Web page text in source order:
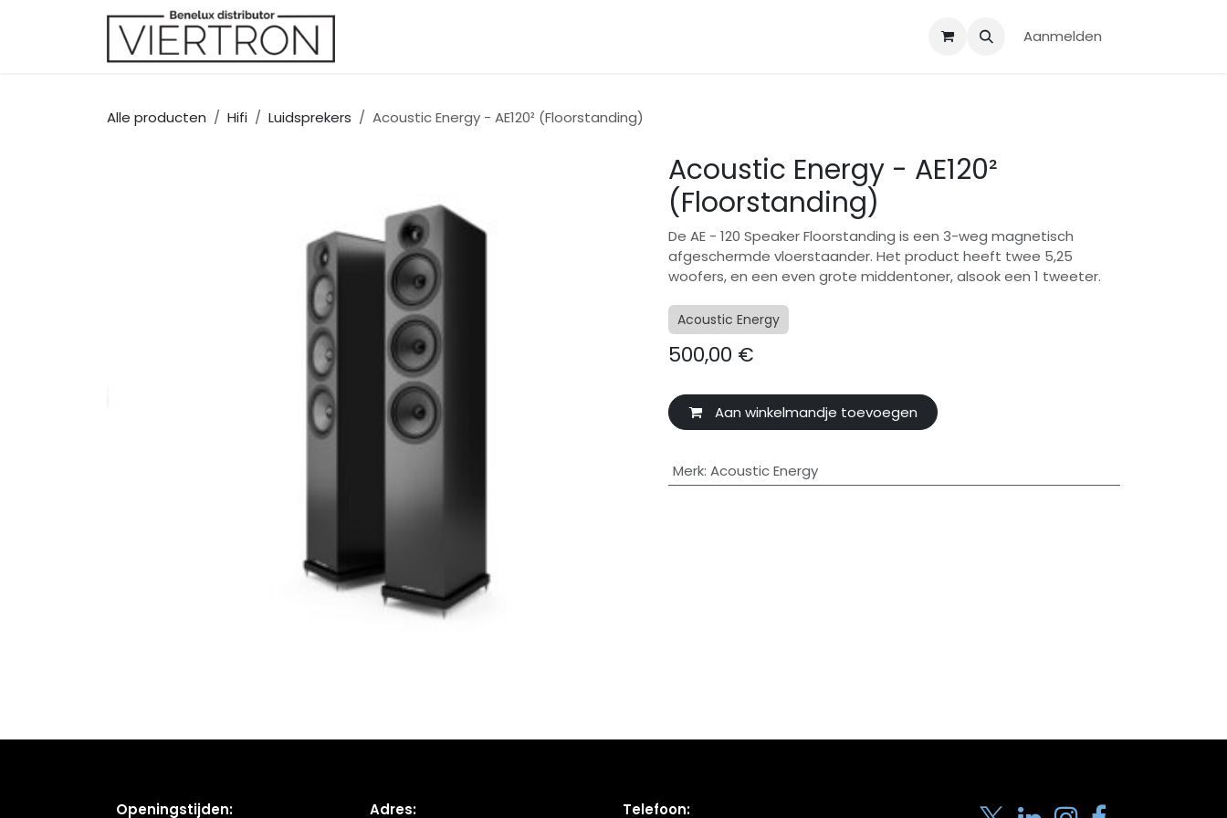
Aanmelden
Alle producten Hifi Luidsprekers Acoustic Energy - AE120² (Floorstanding)
Acoustic Energy - AE120²
(Floorstanding)
De AE - 120 Speaker Floorstanding is een 3-weg magnetisch
afgeschermde vloerstaander. Het product heeft twee 5,25
woofers, en een even grote middentoner, alsook een 1 tweeter.
Acoustic Energy
500,00 €
Aan winkelmandje toevoegen
Merk: Acoustic Energy
Openingstijden: Telefoon:
Adres: